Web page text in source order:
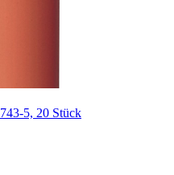
5, 20 Stück